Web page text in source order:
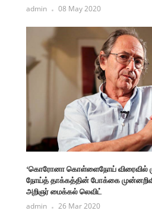
admin 08 May 2020
‘கொரோனா கொள்ளைநோய் விரைவில்
நோய்த் தாக்கத்தின் போக்கை
அறிஞர் மைக்கல் லெவிட்
admin 26 Mar 2020